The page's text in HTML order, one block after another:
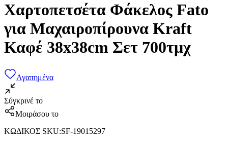
Χαρτοπετσέτα Φάκελος Fato
για Μαχαιροπίρουνα Kraft
Καφέ 38x38cm Σετ 700τμχ
Αγαπημένα
Σύγκρινέ το
Μοιράσου το
ΚΩΔΙΚΟΣ SKU:SF-19015297